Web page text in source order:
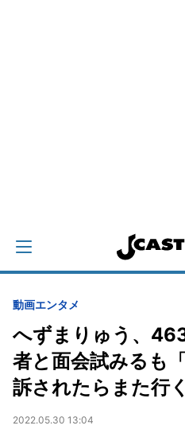
動画エンタメ
へずまりゅう、
者と面会試みるも
訴されたらまた行く
2022.05.30 13:04